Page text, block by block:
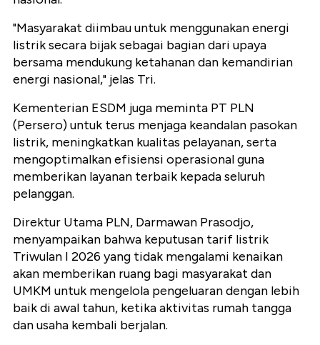
"Masyarakat diimbau untuk menggunakan energi
listrik secara bijak sebagai bagian dari upaya
bersama mendukung ketahanan dan kemandirian
energi nasional," jelas Tri.
Kementerian ESDM juga meminta PT PLN
(Persero) untuk terus menjaga keandalan pasokan
listrik, meningkatkan kualitas pelayanan, serta
mengoptimalkan efisiensi operasional guna
memberikan layanan terbaik kepada seluruh
pelanggan.
Direktur Utama PLN, Darmawan Prasodjo,
menyampaikan bahwa keputusan tarif listrik
Triwulan I 2026 yang tidak mengalami kenaikan
akan memberikan ruang bagi masyarakat dan
UMKM untuk mengelola pengeluaran dengan lebih
baik di awal tahun, ketika aktivitas rumah tangga
dan usaha kembali berjalan.